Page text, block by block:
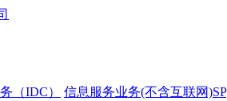
（IDC） 信息服务业务(不含互联网)SP